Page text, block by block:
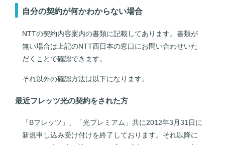
自分の契約が何かわからない場合
NTTの契約内容案内の書類に記載してあります。書類が
無い場合は上記のNTT西日本の窓口にお問い合わせいた
だくことで確認できます。
それ以外の確認方法は以下になります。
最近フレッツ光の契約をされた方
「Bフレッツ」、「光プレミアム」共に2012年3月31日に
新規申し込み受け付けを終了しております。それ以降に